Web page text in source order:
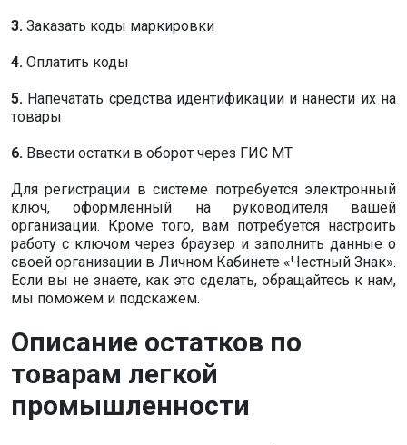
3. Заказать коды маркировки
4. Оплатить коды
5. Напечатать средства идентификации и нанести их на
товары
6. Ввести остатки в оборот через ГИС МТ
Для регистрации в системе потребуется электронный
ключ, оформленный на руководителя вашей
организации. Кроме того, вам потребуется настроить
работу с ключом через браузер и заполнить данные о
своей организации в Личном Кабинете «Честный Знак».
Если вы не знаете, как это сделать, обращайтесь к нам,
мы поможем и подскажем.
Описание остатков по
товарам легкой
промышленности